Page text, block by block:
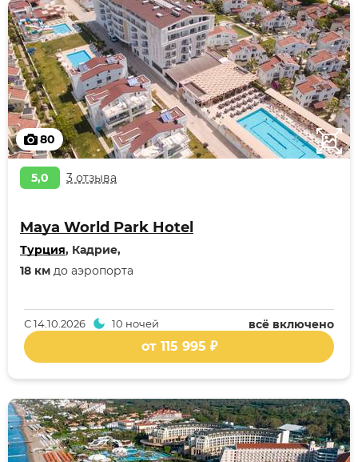
80
5,0 3 отзыва
Maya World Park Hotel
Турция, Кадрие,
18 км до аэропорта
всё включено
С14.10.2026 10 ночей
от 115 995 ₽